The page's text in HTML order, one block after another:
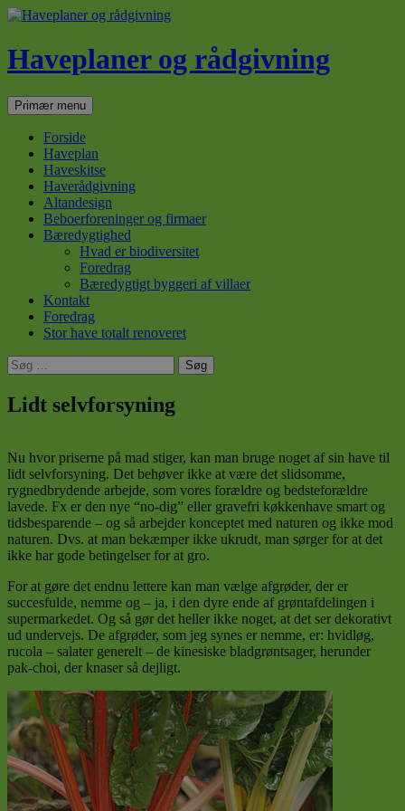
Haveplaner og rådgivning
SøgPrimær menu
til
Forside
Haveplan
Haveskitse
Haverådgivning
Altandesign
Beboerforeninger og firmaer
Bæredygtighed
Hvad er biodiversitet
Foredrag
Bæredygtigt byggeri af villaer
Kontakt
Foredrag
Stor have totalt renoveret
Søg
efter:
Lidt selvforsyning
Nu hvor priserne på mad stiger, kan man bruge noget af sin have til
lidt selvforsyning. Det behøver ikke at være det slidsomme,
rygnedbrydende arbejde, som vores forældre og bedsteforældre
lavede. Fx er den nye “no-dig” eller gravefri køkkenhave smart og
tidsbesparende – og så arbejder konceptet med naturen og ikke mod
naturen. Dvs. at man bekæmper ikke ukrudt, man sørger for at det
ikke har gode betingelser for at gro.
For at gøre det endnu lettere kan man vælge afgrøder, der er
succesfulde, nemme og – ja, i den dyre ende af grøntafdelingen i
supermarkedet. Og så gør det heller ikke noget, at det ser dekorativt
ud undervejs. De afgrøder, som jeg synes er nemme, er: hvidløg,
rucola – salater generelt – de kinesiske bladgrøntsager, herunder
pak-choi, der knaser så dejligt.